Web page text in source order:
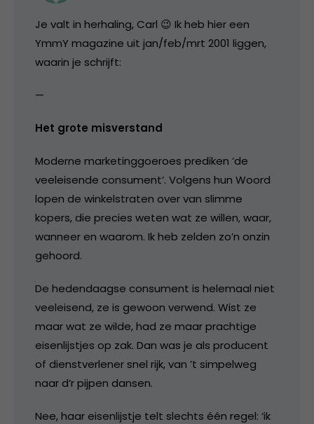
Je valt in herhaling, Carl 😉 Ik heb hier een
YmmY magazine uit jan/feb/mrt 2001 liggen,
waarin je schrijft:
—
Het grote misverstand
Moderne marketinggoeroes prediken ‘de
veeleisende consument’. Volgens hun Woord
lopen de winkelstraten over van slimme
kopers, die precies weten wat ze willen, waar,
wanneer en waarom. Ik heb zelden zo’n onzin
gehoord.
De hedendaagse consument is helemaal niet
veeleisend, ze is gewoon verwend. Wist ze
maar wat ze wilde, had ze maar prachtige
eisenlijstjes op zak. Dan was je als producent
of dienstverlener snel rijk, van ’t simpelweg
naar d’r pijpen dansen.
Nee, haar eisenlijstje telt slechts één regel: ‘ik